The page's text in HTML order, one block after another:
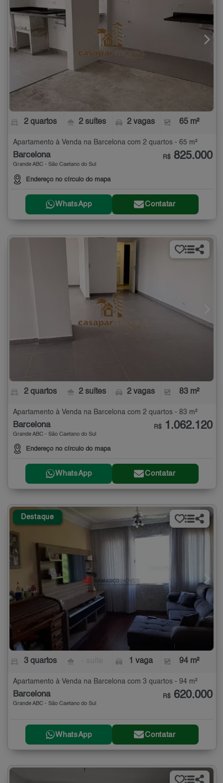
2 quartos 2 suítes 2 vagas 65 m²
Apartamento à Venda na Barcelona com 2 quartos - 65 m²
Barcelona
Grande ABC - São Caetano do Sul
Endereço no círculo do mapa
R$ 825.000
WhatsApp Contatar
2 quartos 2 suítes 2 vagas 83 m²
Apartamento à Venda na Barcelona com 2 quartos - 83 m²
Barcelona
Grande ABC - São Caetano do Sul
Endereço no círculo do mapa
R$ 1.062.120
WhatsApp Contatar
Destaque
3 quartos 1 vaga 94 m²
Apartamento à Venda na Barcelona com 3 quartos - 94 m²
Barcelona
Grande ABC - São Caetano do Sul
R$ 620.000
WhatsApp Contatar